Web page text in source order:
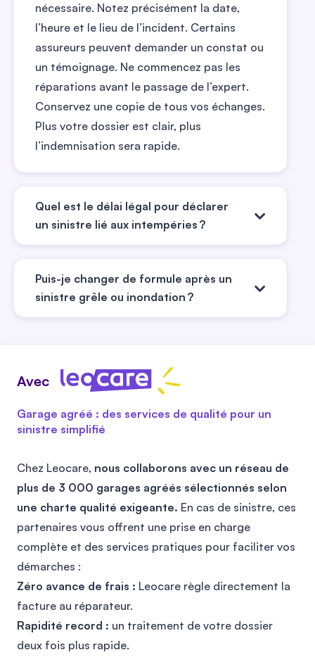
nécessaire. Notez précisément la date,
l’heure et le lieu de l’incident. Certains
assureurs peuvent demander un constat ou
un témoignage. Ne commencez pas les
réparations avant le passage de l’expert.
Conservez une copie de tous vos échanges.
Plus votre dossier est clair, plus
l’indemnisation sera rapide.
Quel est le délai légal pour déclarer
un sinistre lié aux intempéries ?
grêle, verglas…), vous avez 5 jours ouvrés
pour prévenir votre assureur. Pour une
après la publication au Journal Officiel.
Dans tous les cas, agissez vite. Plus vous
dossier sera simple. Dépasser le délai peut
Puis-je changer de formule après un
sinistre grêle ou inondation ?
Si vous étiez mal couvert ou mal indemnisé,
vous pouvez changer de formule à la date
d’anniversaire ou résilier selon la loi Hamon.
Vous pouvez aussi demander un devis en
ou une inondation, revoir sa couverture est
une vraie opportunité pour mieux protéger
votre véhicule.
Avec
Garage agréé : des services de qualité pour un
sinistre simplifié
Chez Leocare, nous collaborons avec un réseau de
plus de 3 000 garages agréés sélectionnés selon
une charte qualité exigeante. En cas de sinistre, ces
partenaires vous offrent une prise en charge
complète et des services pratiques pour faciliter vos
démarches :
Zéro avance de frais : Leocare règle directement la
facture au réparateur.
Rapidité record : un traitement de votre dossier
deux fois plus rapide.